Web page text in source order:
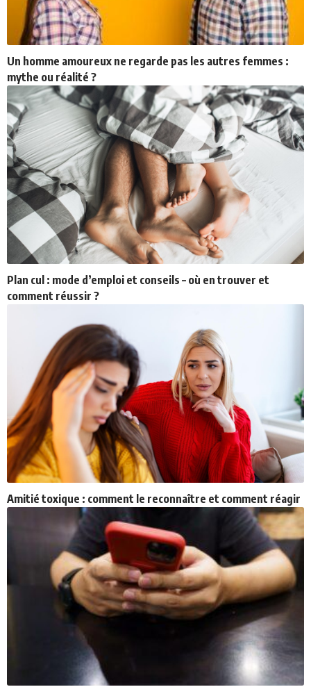
Un homme amoureux ne regarde pas les autres femmes :
mythe ou réalité ?
Plan cul : mode d’emploi et conseils – où en trouver et
comment réussir ?
Amitié toxique : comment le reconnaître et comment réagir